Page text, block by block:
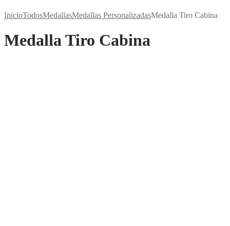
InicioTodosMedallasMedallas PersonalizadasMedalla Tiro Cabina
Medalla Tiro Cabina